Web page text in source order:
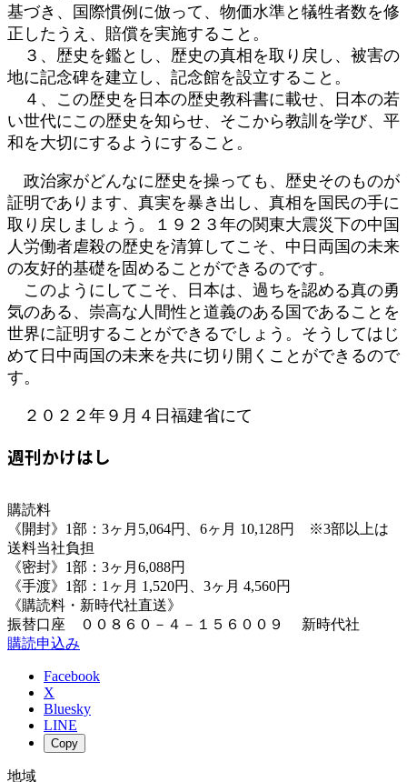
基づき、国際慣例に倣って、物価水準と犠牲者数を修
正したうえ、賠償を実施すること。
３、歴史を鑑とし、歴史の真相を取り戻し、被害の
地に記念碑を建立し、記念館を設立すること。
４、この歴史を日本の歴史教科書に載せ、日本の若
い世代にこの歴史を知らせ、そこから教訓を学び、平
和を大切にするようにすること。
政治家がどんなに歴史を操っても、歴史そのものが
証明であります、真実を暴き出し、真相を国民の手に
取り戻しましょう。１９２３年の関東大震災下の中国
人労働者虐殺の歴史を清算してこそ、中日両国の未来
の友好的基礎を固めることができるのです。
このようにしてこそ、日本は、過ちを認める真の勇
気のある、崇高な人間性と道義のある国であることを
世界に証明することができるでしょう。そうしてはじ
めて日中両国の未来を共に切り開くことができるので
す。
２０２２年９月４日福建省にて
週刊かけはし
購読料
《開封》1部：3ヶ月5,064円、6ヶ月 10,128円 ※3部以上は
送料当社負担
《密封》1部：3ヶ月6,088円
《手渡》1部：1ヶ月 1,520円、3ヶ月 4,560円
《購読料・新時代社直送》
振替口座 ００８６０－４－１５６００９ 新時代社
購読申込み
Facebook
X
Bluesky
LINE
Copy
地域